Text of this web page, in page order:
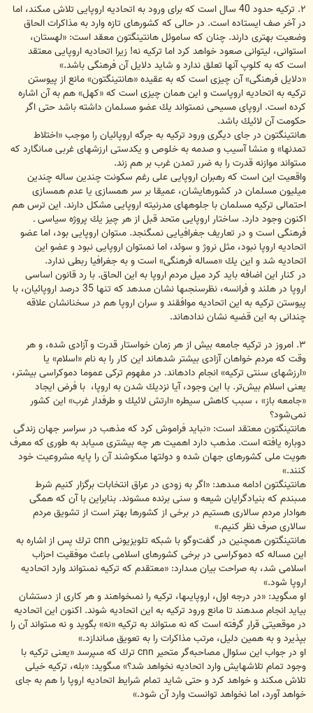
۲. تركیه حدود 40 سال است كه براى ورود به اتحادیه اروپایى تلاش مى‏كند، اما
در آخر صف ایستاده است. در حالى كه كشورهاى تازه وارد به مذاكرات الحاق
وضعیت بهترى دارند. چنان که ساموئل هانتینگتون معقد است: «لهستان،
استوانى، لیتوانى صعود خواهد كرد اما تركیه نه! زیرا اتحادیه اروپایى معتقد
است كه به كلوپ آنها تعلق ندارد و شاید دلایل آن فرهنگى باشد.»
«دلایل فرهنگى» آن چیزى است كه به عقیده «هانتینگتون» مانع از پیوستن
تركیه به اتحادیه اروپاست و این همان چیزى است كه «كهل» هم به آن اشاره
كرده است. اروپاى مسیحى نمى‏تواند یك عضو مسلمان داشته باشد حتى اگر
حكومت آن لائیك باشد.
هانتینگتون در جاى دیگرى ورود تركیه به جرگه اروپائیان را موجب «اختلاط
تمدن‏ها» و منشا آسیب و صدمه به خلوص و یكدستى ارزش‏هاى غربى مى‏انگارد كه
مى‏تواند موازنه قدرت را به ضرر تمدن غرب بر هم زند.
واقعیت این است كه رهبران اروپایى على رغم سكونت چندین ساله چندین
میلیون مسلمان در كشورهایشان، عمیقا بر سر همسازى یا عدم همسازی
احتمالى تركیه مسلمان با جلوه‏هاى مدرنیته اروپایى مشكل دارند. این ترس هم
اكنون وجود دارد. ساختار اروپایى متحد قبل از هر چیز یك پروژه سیاسى ـ
فرهنگى است و در تعاریف جغرافیایى نمى‏گنجد. مى‏توان اروپایى بود، اما عضو
اتحادیه اروپا نبود، مثل نروژ و سوئد، اما نمى‏توان اروپایى نبود و عضو این
اتحادیه شد و این یك «مساله فرهنگى» است و به جغرافیا ربطى ندارد.
در كنار این اضافه باید كرد میل مردم اروپا به این الحاق. با رد قانون اساسى
اروپا در هلند و فرانسه، نظرسنجى‏ها نشان مى‏دهد كه تنها 35 درصد اروپائیان، با
پیوستن تركیه به این اتحادیه موافقند و سران اروپا هم در سخنانشان علاقه
چندانى به این قضیه نشان نداده‏اند.
۳. امروز در تركیه جامعه بیش از هر زمان خواستار قدرت و آزادى شده، و هر
وقت كه مردم خواهان آزادى بیشتر شده‏اند این كار را به نام «اسلام» یا
«ارزش‏هاى سنتى تركیه» انجام داده‏اند. در مفهوم تركى عموما دموكراسى بیشتر،
یعنى اسلام بیش‌تر. با این وجود، آیا نزدیك شدن به اروپا، ‌ با فرض ایجاد
«جامعه باز» ، سبب كاهش سیطره «ارتش لائیك و طرفدار غرب» این كشور
نمی‌شود؟
هانتینگتون معتقد است: «نباید فراموش كرد كه مذهب در سراسر جهان زندگى
دوباره یافته است. مذهب دارد اهمیت هر چه بیشترى مى‏یابد به طورى كه معرف
هویت ملى كشورهاى جهان شده و دولت‏ها مى‏كوشند آن را پایه مشروعیت خود
كنند.»
هانتینگتون ادامه مى‏دهد: «اگر به زودى در عراق انتخابات برگزار كنیم شرط
مى‏بندم كه بنیادگرایان شیعه و سنى برنده مى‏شوند. بنابراین با آن كه همگى
هوادار مردم سالارى هستیم در برخى از كشورها بهتر است از تشویق مردم
سالارى صرف نظر كنیم.»
هانتینگتون همچنین در گفت‌وگو با شبكه تلویزیونى cnn ترك پس از اشاره به
این مساله كه دموكراسى در برخى كشورهاى اسلامى باعث موفقیت احزاب
اسلامى شد، به صراحت بیان مى‏دارد: «معتقدم كه تركیه نمى‏تواند وارد اتحادیه
اروپا شود.»
او مى‏گوید: «در درجه اول، اروپایى‏ها، تركیه را نمى‏خواهند و هر كارى از دستشان
بیاید انجام مى‏دهند تا مانع ورود تركیه به این اتحادیه شوند. اكنون این اتحادیه
در موقعیتى قرار گرفته است كه نه مى‏تواند به تركیه «نه» بگوید و نه مى‏تواند آن را
بپذیرد و به همین دلیل، مرتب مذاكرات را به تعویق مى‏اندازد.»
او در جواب این سئوال مصاحبه‌گر متحیر cnn ترك كه مى‏پرسد «یعنى تركیه با
وجود تمام تلاش‏هایش وارد اتحادیه نخواهد شد؟» مى‏گوید: «بله، تركیه خیلى
تلاش مى‏كند و خواهد كرد و حتى شاید تمام شرایط اتحادیه اروپا را هم به جاى
خواهد آورد، اما نخواهد توانست وارد آن شود.»